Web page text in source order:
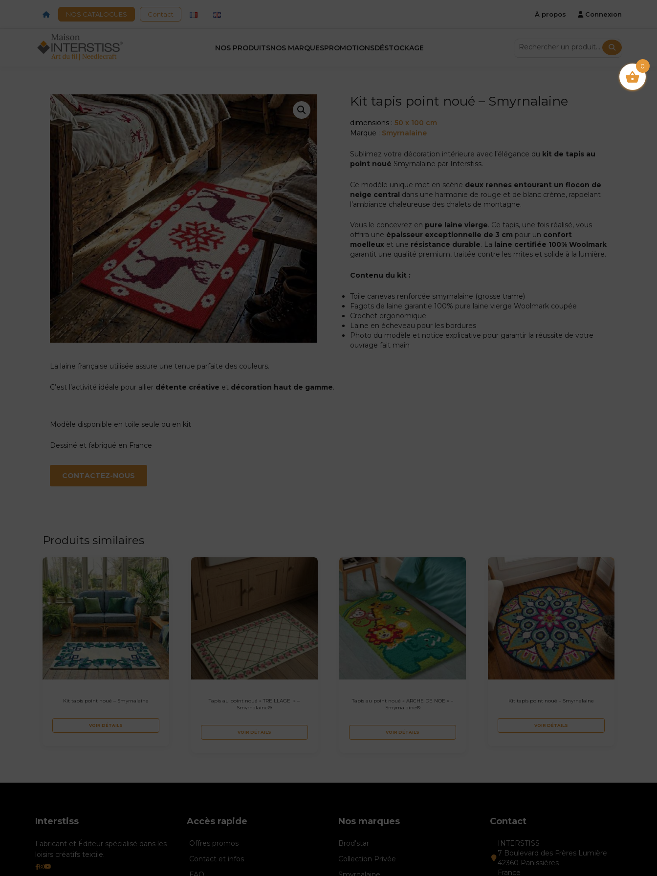
AcceuilNOS CATALOGUES Contact À propos Connexion
NOS PRODUITSNOS MARQUESPROMOTIONSDÉSTOCKAGE
Kit tapis point noué – Smyrnalaine
dimensions :50 x 100 cm
Marque : Smyrnalaine
Sublimez votre décoration intérieure avec l’élégance du kit de tapis au
point noué Smyrnalaine par Interstiss.
Ce modèle unique met en scène deux rennes entourant un flocon de
neige central dans une harmonie de rouge et de blanc crème, rappelant
l’ambiance chaleureuse des chalets de montagne.
Vous le concevrez en pure laine vierge. Ce tapis, une fois réalisé, vous
offrira une épaisseur exceptionnelle de 3 cm pour un confort
moelleux et une résistance durable. La laine certifiée 100% Woolmark
garantit une qualité premium, traitée contre les mites et solide à la lumière.
Contenu du kit :
Toile canevas renforcée smyrnalaine (grosse trame)
Fagots de laine garantie 100% pure laine vierge Woolmark coupée
Crochet ergonomique
Laine en écheveau pour les bordures
Photo du modèle et notice explicative pour garantir la réussite de votre
ouvrage fait main
La laine française utilisée assure une tenue parfaite des couleurs.
C’est l’activité idéale pour allier détente créative et décoration haut de gamme.
Modèle disponible en toile seule ou en kit
Dessiné et fabriqué en France
CONTACTEZ-NOUS
Produits similaires
Kit tapis point noué – Smyrnalaine
VOIR DÉTAILS
Tapis au point noué « TREILLAGE » –
Smyrnalaine®
VOIR DÉTAILS
Tapis au point noué « ARCHE DE NOE » –
Smyrnalaine®
VOIR DÉTAILS
Kit tapis point noué – Smyrnalaine
VOIR DÉTAILS
Interstiss
Fabricant et Éditeur spécialisé dans les
loisirs créatifs textile.
Accès rapide
Offres promos
Contact et infos
Nos marques
Brod'star
Collection Privée
Contact
INTERSTISS
7 Boulevard des Frères Lumière
42360 Panissières
France
0